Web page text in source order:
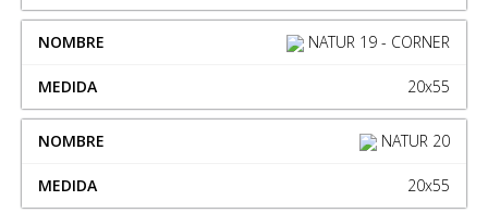
NATUR 19 - CORNER
20x55
NATUR 20
20x55